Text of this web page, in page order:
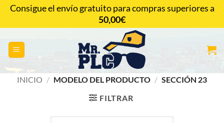
Saltar
contenido
CONTACTAR
INICIO / MODELO DEL PRODUCTO / SECCIÓN 23
FILTRAR
Consigue el envío gratuito para compras superiores a
50,00€